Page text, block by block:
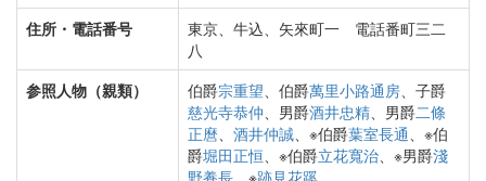
住所・電話番号
東京、牛込、矢來町一 電話番町三二
八
参照人物（親類）
伯爵宗重望、伯爵萬里小路通房、子爵
慈光寺恭仲、男爵酒井忠精、男爵二條
正麿、 酒井仲誠、※伯爵葉室長通、※伯
爵堀田正恒、※伯爵立花寬治、※男爵淺
野養長、※跡見花蹊